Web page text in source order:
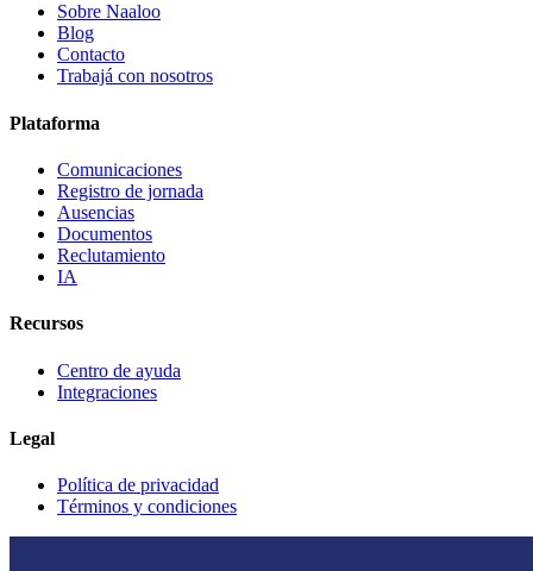
Sobre Naaloo
Blog
Contacto
Trabajá con nosotros
Plataforma
Comunicaciones
Registro de jornada
Ausencias
Documentos
Reclutamiento
IA
Recursos
Centro de ayuda
Integraciones
Legal
Política de privacidad
Términos y condiciones